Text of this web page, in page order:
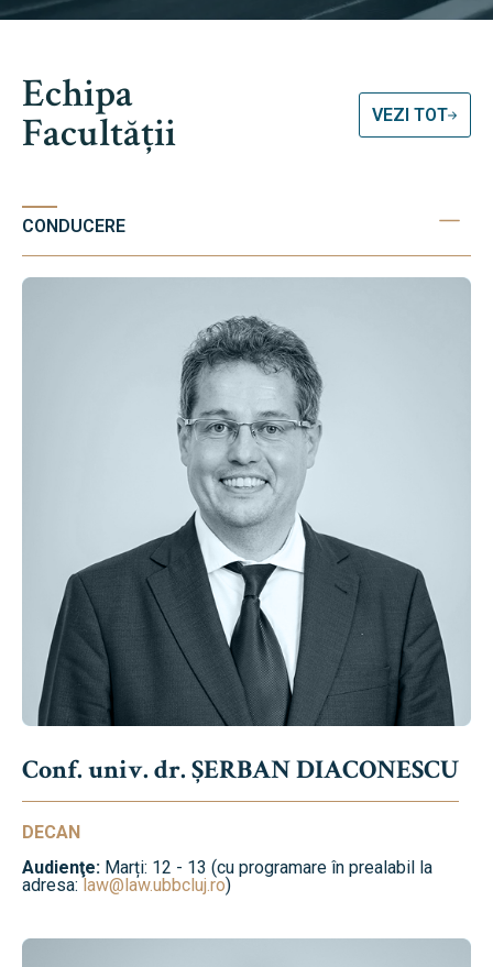
Echipa
Facultății VEZI TOT
CONDUCERE
Conf. univ. dr. ȘERBAN DIACONESCU
DECAN
Audienţe: Marți: 12 - 13 (cu programare în prealabil la
adresa:law@law.ubbcluj.ro)